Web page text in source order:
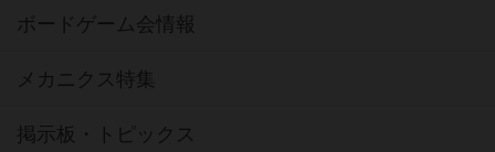
ボードゲーム会情報
メカニクス特集
掲示板・トピックス